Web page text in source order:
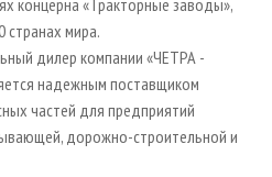
концерна «Тракторные заводы»,
странах мира.
дилер компании «ЧЕТРА -
надежным поставщиком
частей для предприятий
дорожно-строительной и